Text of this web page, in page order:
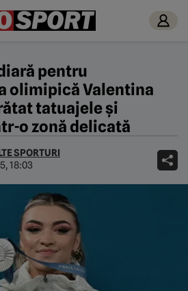
pentru
olimipică Valentina
tatuajele şi
o zonă delicată
SPORTURI
18:03